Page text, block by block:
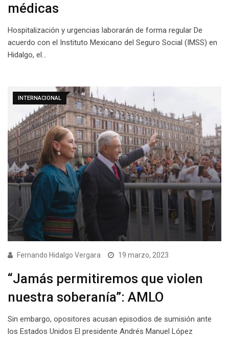
médicas
Hospitalización y urgencias laborarán de forma regular De
acuerdo con el Instituto Mexicano del Seguro Social (IMSS) en
Hidalgo, el…
INTERNACIONAL
Fernando Hidalgo Vergara 19 marzo, 2023
“Jamás permitiremos que violen
nuestra soberanía”: AMLO
Sin embargo, opositores acusan episodios de sumisión ante
los Estados Unidos El presidente Andrés Manuel López